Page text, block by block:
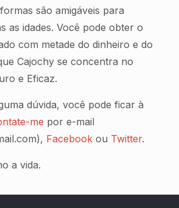
são amigáveis para
as idades. Você pode obter o
com metade do dinheiro e do
Cajochy se concentra no
e Eficaz.
dúvida, você pode ficar à
me por e-mail
Facebook ou Twitter.
a vida.